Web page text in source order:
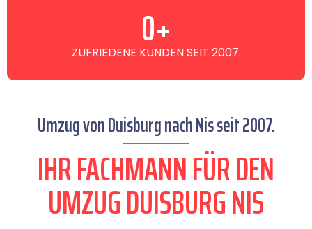
ZUFRIEDENE KUNDEN SEIT 2007.
0+
Umzug von Duisburg nach Nis seit 2007.
IHR FACHMANN FÜR DEN
UMZUG DUISBURG NIS